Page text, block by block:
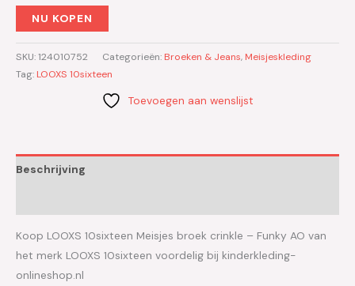
NU KOPEN
SKU:124010752 Categorieën: Broeken & Jeans, Meisjeskleding
Tag: LOOXS 10sixteen
Toevoegen aan wenslijst
Beschrijving
Koop LOOXS 10sixteen Meisjes broek crinkle – Funky AO van
het merk LOOXS 10sixteen voordelig bij kinderkleding-
onlineshop.nl